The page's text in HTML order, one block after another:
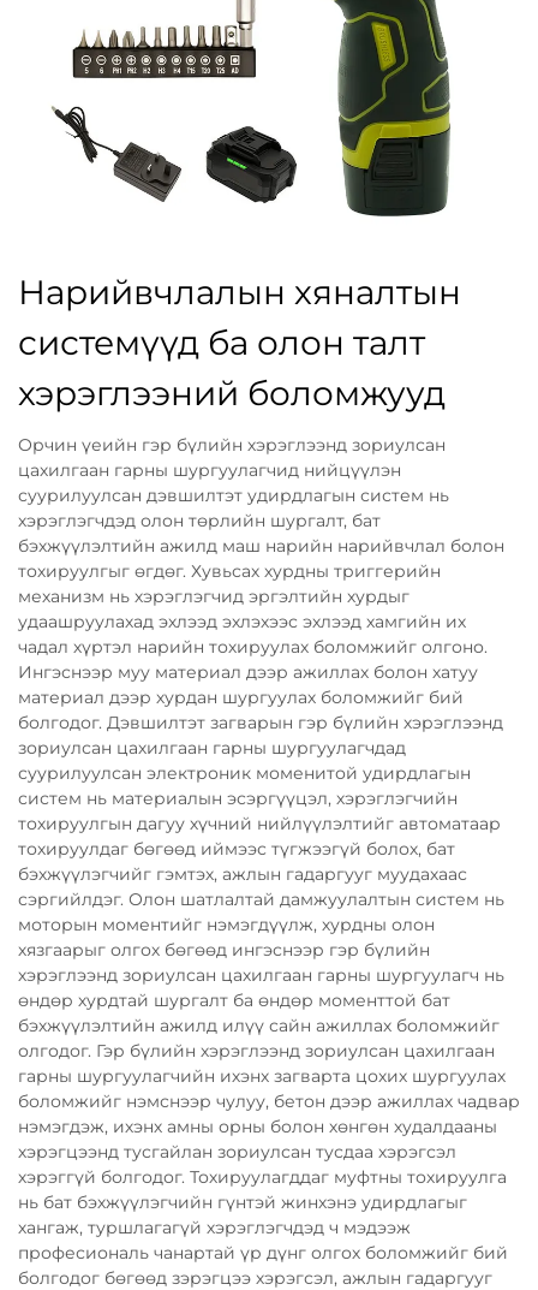
Нарийвчлалын хяналтын
системүүд ба олон талт
хэрэглээний боломжууд
Орчин үеийн гэр бүлийн хэрэглээнд зориулсан
цахилгаан гарны шургуулагчид нийцүүлэн
суурилуулсан дэвшилтэт удирдлагын систем нь
хэрэглэгчдэд олон төрлийн шургалт, бат
бэхжүүлэлтийн ажилд маш нарийн нарийвчлал болон
тохируулгыг өгдөг. Хувьсах хурдны триггерийн
механизм нь хэрэглэгчид эргэлтийн хурдыг
удаашруулахад эхлээд эхлэхээс эхлээд хамгийн их
чадал хүртэл нарийн тохируулах боломжийг олгоно.
Ингэснээр муу материал дээр ажиллах болон хатуу
материал дээр хурдан шургуулах боломжийг бий
болгодог. Дэвшилтэт загварын гэр бүлийн хэрэглээнд
зориулсан цахилгаан гарны шургуулагчдад
суурилуулсан электроник моменитой удирдлагын
систем нь материалын эсэргүүцэл, хэрэглэгчийн
тохируулгын дагуу хүчний нийлүүлэлтийг автоматаар
тохируулдаг бөгөөд иймээс түгжээгүй болох, бат
бэхжүүлэгчийг гэмтэх, ажлын гадаргууг муудахаас
сэргийлдэг. Олон шатлалтай дамжуулалтын систем нь
моторын моментийг нэмэгдүүлж, хурдны олон
хязгаарыг олгох бөгөөд ингэснээр гэр бүлийн
хэрэглээнд зориулсан цахилгаан гарны шургуулагч нь
өндөр хурдтай шургалт ба өндөр моменттой бат
бэхжүүлэлтийн ажилд илүү сайн ажиллах боломжийг
олгодог. Гэр бүлийн хэрэглээнд зориулсан цахилгаан
гарны шургуулагчийн ихэнх загварта цохих шургуулах
боломжийг нэмснээр чулуу, бетон дээр ажиллах чадвар
нэмэгдэж, ихэнх амны орны болон хөнгөн худалдааны
хэрэгцээнд тусгайлан зориулсан тусдаа хэрэгсэл
хэрэггүй болгодог. Тохируулагддаг муфтны тохируулга
нь бат бэхжүүлэгчийн гүнтэй жинхэнэ удирдлагыг
хангаж, туршлагагүй хэрэглэгчдэд ч мэдээж
професиональ чанартай үр дүнг олгох боломжийг бий
болгодог бөгөөд зэрэгцээ хэрэгсэл, ажлын гадаргууг